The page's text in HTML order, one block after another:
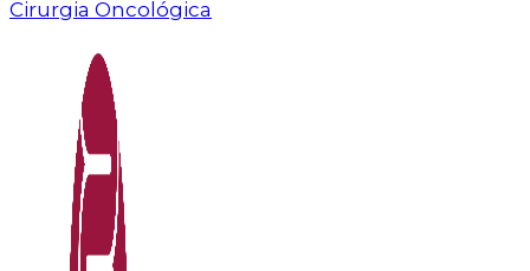
Cirurgia Oncológica